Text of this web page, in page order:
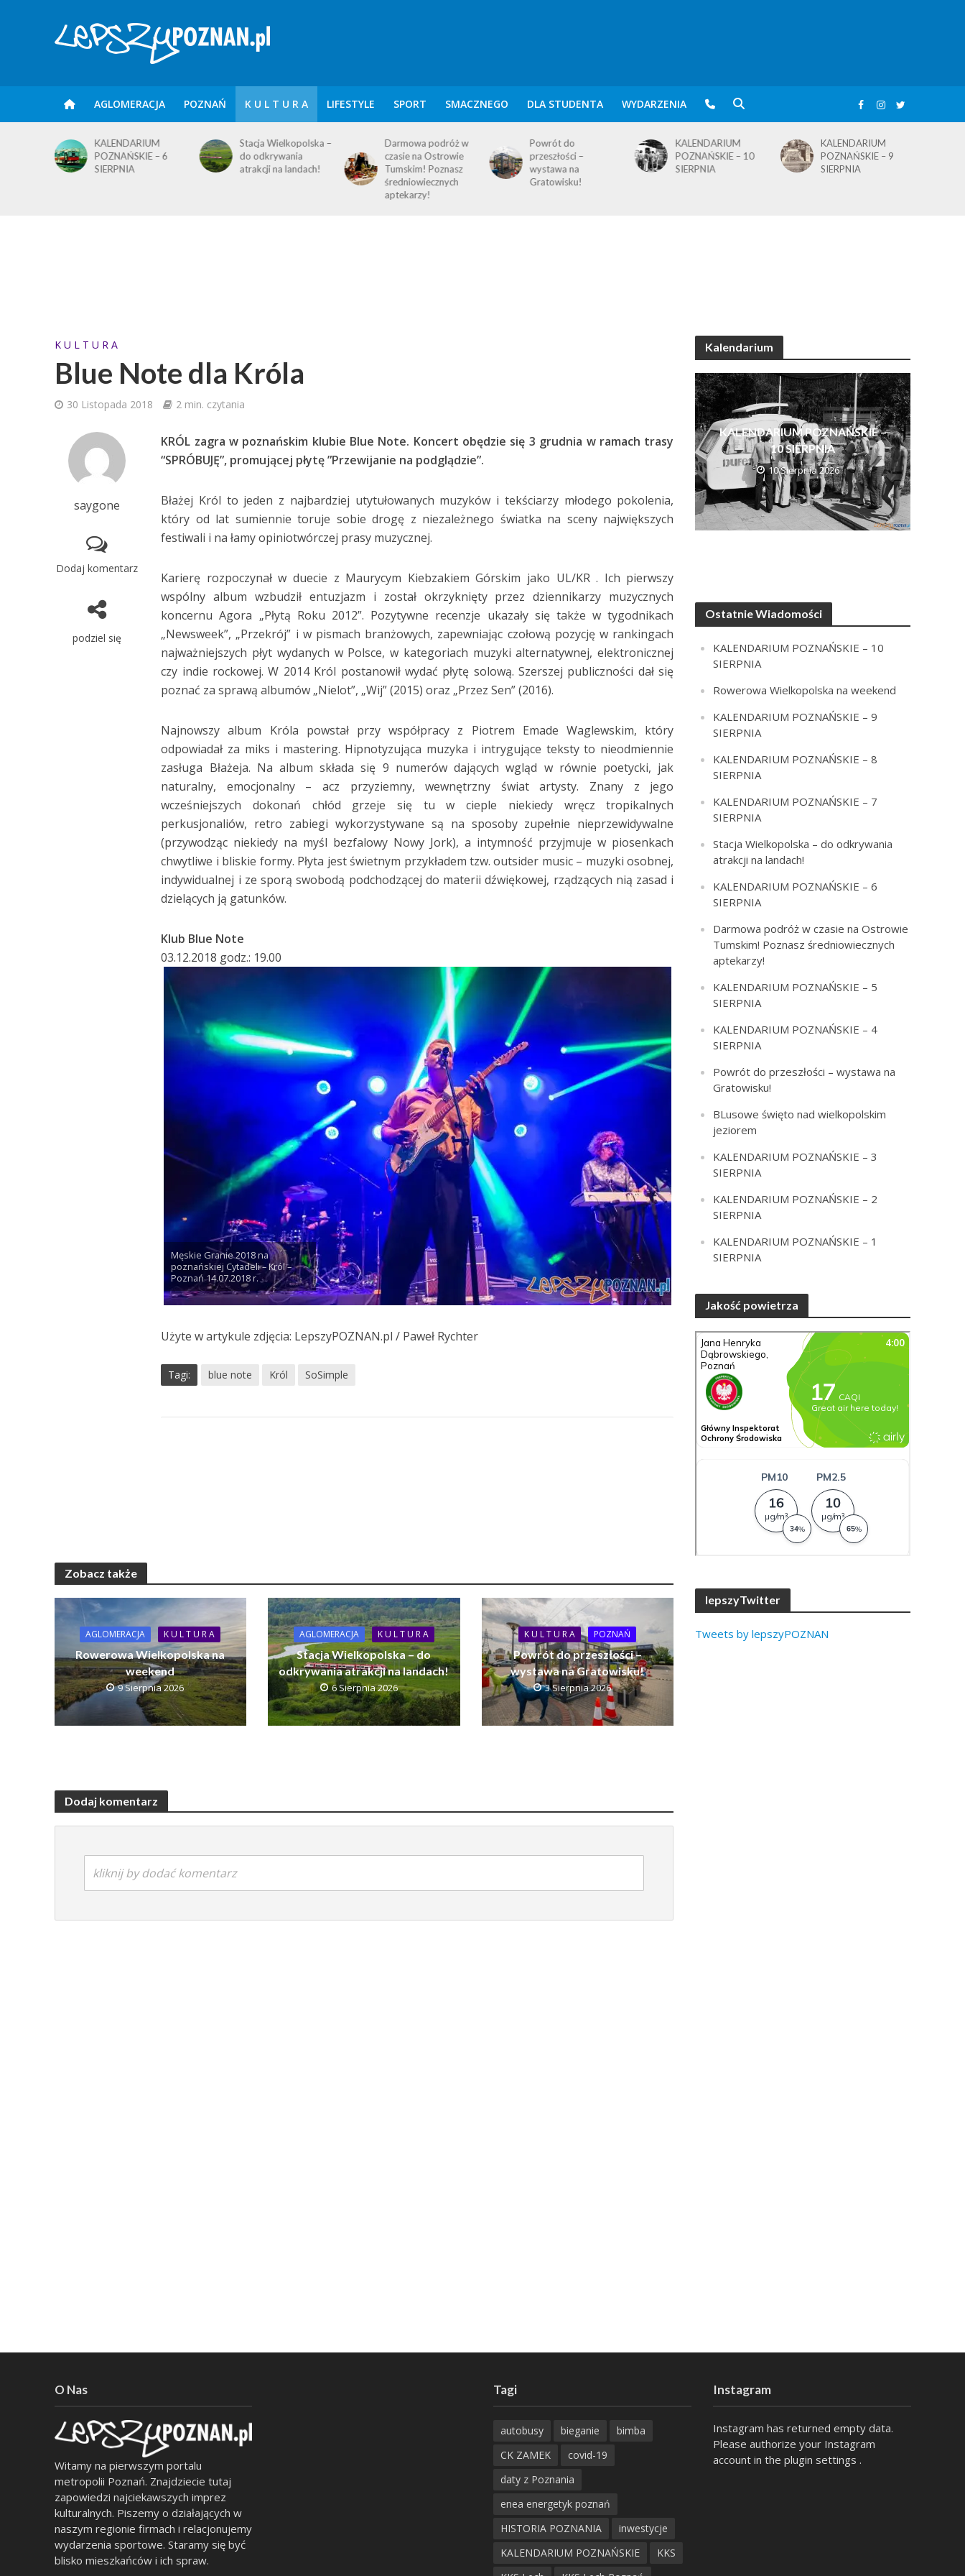
AGLOMERACJA POZNAŃ K U L T U R A LIFESTYLE SPORT SMACZNEGO DLA STUDENTA WYDARZENIA
KALENDARIUM
POZNAŃSKIE – 6
SIERPNIA
Stacja Wielkopolska –
do odkrywania
atrakcji na landach!
Darmowa podróż w
czasie na Ostrowie
Tumskim! Poznasz
średniowiecznych
aptekarzy!
Powrót do
przeszłości –
wystawa na
Gratowisku!
KALENDARIUM
POZNAŃSKIE – 10
SIERPNIA
KALENDARIUM
POZNAŃSKIE – 9
SIERPNIA
K U L T U R A
Blue Note dla Króla
30 Listopada 2018 2 min. czytania
saygone
Dodaj komentarz
podziel się
KRÓL zagra w poznańskim klubie Blue Note. Koncert obędzie się 3 grudnia w ramach trasy
“SPRÓBUJĘ”, promującej płytę ”Przewijanie na podglądzie”.
Błażej Król to jeden z najbardziej utytułowanych muzyków i tekściarzy młodego pokolenia,
który od lat sumiennie toruje sobie drogę z niezależnego światka na sceny największych
festiwali i na łamy opiniotwórczej prasy muzycznej.
Karierę rozpoczynał w duecie z Maurycym Kiebzakiem Górskim jako UL/KR . Ich pierwszy
wspólny album wzbudził entuzjazm i został okrzyknięty przez dziennikarzy muzycznych
koncernu Agora „Płytą Roku 2012”. Pozytywne recenzje ukazały się także w tygodnikach
„Newsweek”, „Przekrój” i w pismach branżowych, zapewniając czołową pozycję w rankingach
najważniejszych płyt wydanych w Polsce, w kategoriach muzyki alternatywnej, elektronicznej
czy indie rockowej. W 2014 Król postanowił wydać płytę solową. Szerszej publiczności dał się
poznać za sprawą albumów „Nielot”, „Wij” (2015) oraz „Przez Sen” (2016).
Najnowszy album Króla powstał przy współpracy z Piotrem Emade Waglewskim, który
odpowiadał za miks i mastering. Hipnotyzująca muzyka i intrygujące teksty to nieodmiennie
zasługa Błażeja. Na album składa się 9 numerów dających wgląd w równie poetycki, jak
naturalny, emocjonalny – acz przyziemny, wewnętrzny świat artysty. Znany z jego
wcześniejszych dokonań chłód grzeje się tu w cieple niekiedy wręcz tropikalnych
perkusjonaliów, retro zabiegi wykorzystywane są na sposoby zupełnie nieprzewidywalne
(przywodząc niekiedy na myśl bezfalowy Nowy Jork), a intymność przyjmuje w piosenkach
chwytliwe i bliskie formy. Płyta jest świetnym przykładem tzw. outsider music – muzyki osobnej,
indywidualnej i ze sporą swobodą podchodzącej do materii dźwiękowej, rządzących nią zasad i
dzielących ją gatunków.
Klub Blue Note
03.12.2018 godz.: 19.00
Męskie Granie 2018 na
poznańskiej Cytadeli – Król –
Poznań 14.07.2018 r.
Użyte w artykule zdjęcia: LepszyPOZNAN.pl / Paweł Rychter
Tagi: blue note Król SoSimple
Zobacz także
AGLOMERACJA K U L T U R A
Rowerowa Wielkopolska na
weekend
9 Sierpnia 2026
AGLOMERACJA K U L T U R A
Stacja Wielkopolska – do
odkrywania atrakcji na landach!
6 Sierpnia 2026
K U L T U R A POZNAŃ
Powrót do przeszłości –
wystawa na Gratowisku!
3 Sierpnia 2026
Dodaj komentarz
kliknij by dodać komentarz
Kalendarium
KALENDARIUM POZNAŃSKIE –
10 SIERPNIA
10 Sierpnia 2026
Ostatnie Wiadomości
KALENDARIUM POZNAŃSKIE – 10
SIERPNIA
Rowerowa Wielkopolska na weekend
KALENDARIUM POZNAŃSKIE – 9
SIERPNIA
KALENDARIUM POZNAŃSKIE – 8
SIERPNIA
KALENDARIUM POZNAŃSKIE – 7
SIERPNIA
Stacja Wielkopolska – do odkrywania
atrakcji na landach!
KALENDARIUM POZNAŃSKIE – 6
SIERPNIA
Darmowa podróż w czasie na Ostrowie
Tumskim! Poznasz średniowiecznych
aptekarzy!
KALENDARIUM POZNAŃSKIE – 5
SIERPNIA
KALENDARIUM POZNAŃSKIE – 4
SIERPNIA
Powrót do przeszłości – wystawa na
Gratowisku!
BLusowe święto nad wielkopolskim
jeziorem
KALENDARIUM POZNAŃSKIE – 3
SIERPNIA
KALENDARIUM POZNAŃSKIE – 2
SIERPNIA
KALENDARIUM POZNAŃSKIE – 1
SIERPNIA
Jakość powietrza
lepszyTwitter
Tweets by lepszyPOZNAN
O Nas
Witamy na pierwszym portalu
metropolii Poznań. Znajdziecie tutaj
zapowiedzi najciekawszych imprez
kulturalnych. Piszemy o działających w
naszym regionie firmach i relacjonujemy
wydarzenia sportowe. Staramy się być
blisko mieszkańców i ich spraw.
Tagi
autobusy bieganie
bimba
CK ZAMEK
covid-19
daty z Poznania
enea energetyk poznań
HISTORIA POZNANIA
inwestycje
KALENDARIUM POZNAŃSKIE
KKS
Instagram
Instagram has returned empty data.
Please authorize your Instagram
account in the plugin settings .